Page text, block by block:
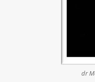
dr